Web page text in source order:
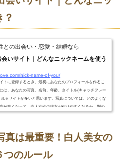
？
との出会い・恋愛・結婚なら
いサイト｜どんなニックネームを使う
nick-name-of-you/
トに登録するとき、最初にあなたのプロフィールを作るこ
は、あなたの写真、名前、年齢、タイトル(キャッチフレー
るサイトが多いと思います。写真については、どのような
が高くなって、白人女性の彼女が作りやすくなるか、別の
す。 英...
真は最重要！白人美女の
つのルール